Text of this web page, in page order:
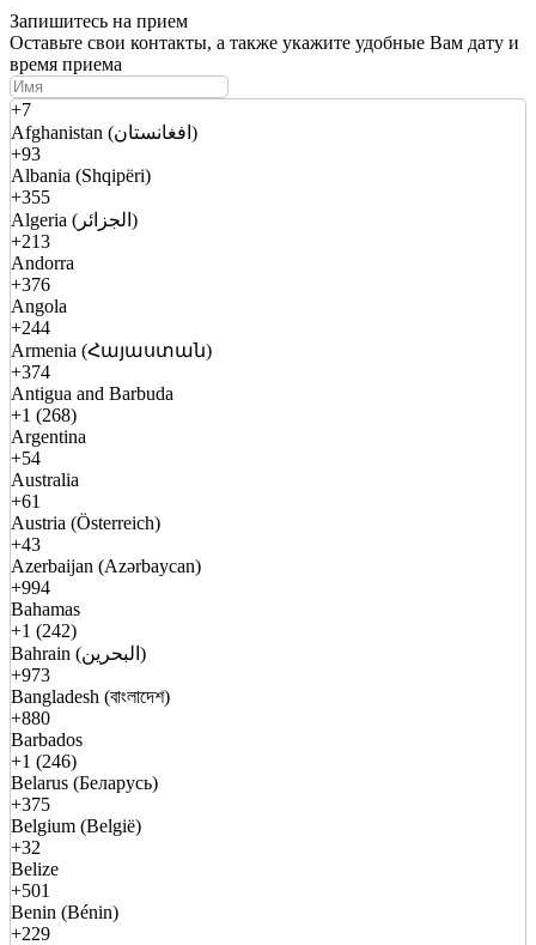
Запишитесь на прием
Оставьте свои контакты, а также укажите удобные Вам дату и
время приема
+7
Afghanistan (افغانستان)
+93
Albania (Shqipëri)
+355
Algeria (الجزائر)
+213
Andorra
+376
Angola
+244
Armenia (Հայաստան)
+374
Antigua and Barbuda
+1 (268)
Argentina
+54
Australia
+61
Austria (Österreich)
+43
Azerbaijan (Azərbaycan)
+994
Bahamas
+1 (242)
Bahrain (البحرين)
+973
Bangladesh (বাংলাদেশ)
+880
Barbados
+1 (246)
Belarus (Беларусь)
+375
Belgium (België)
+32
Belize
+501
Benin (Bénin)
+229